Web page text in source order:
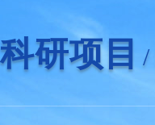
科研项目 /